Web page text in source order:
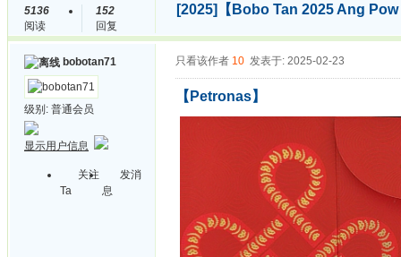
5136
阅读
152
回复
[2025] 【Bobo Tan 2025 Ang
bobotan71
级别: 普通会员
显示用户信息
关注
Ta
发消
息
只看该作者 10 发表于: 2025-02-23
【Petronas】